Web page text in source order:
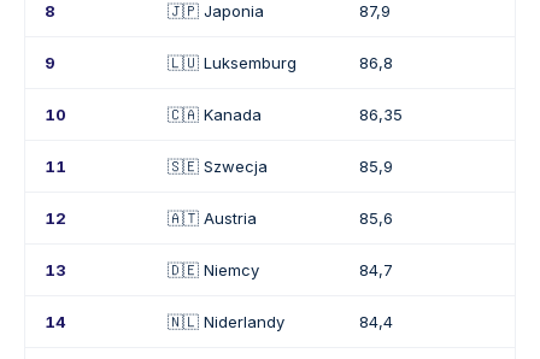
8 🇯🇵 Japonia 87,9
9 🇱🇺 Luksemburg 86,8
10 🇨🇦 Kanada 86,35
11 🇸🇪 Szwecja 85,9
12 🇦🇹 Austria 85,6
13 🇩🇪 Niemcy 84,7
14 🇳🇱 Niderlandy 84,4